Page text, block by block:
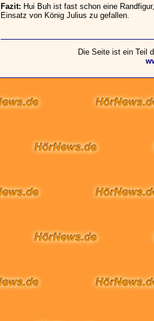
Fazit: Hui Buh ist fast schon eine
Einsatz von König Julius zu gefallen.
Die Seite ist ein Teil